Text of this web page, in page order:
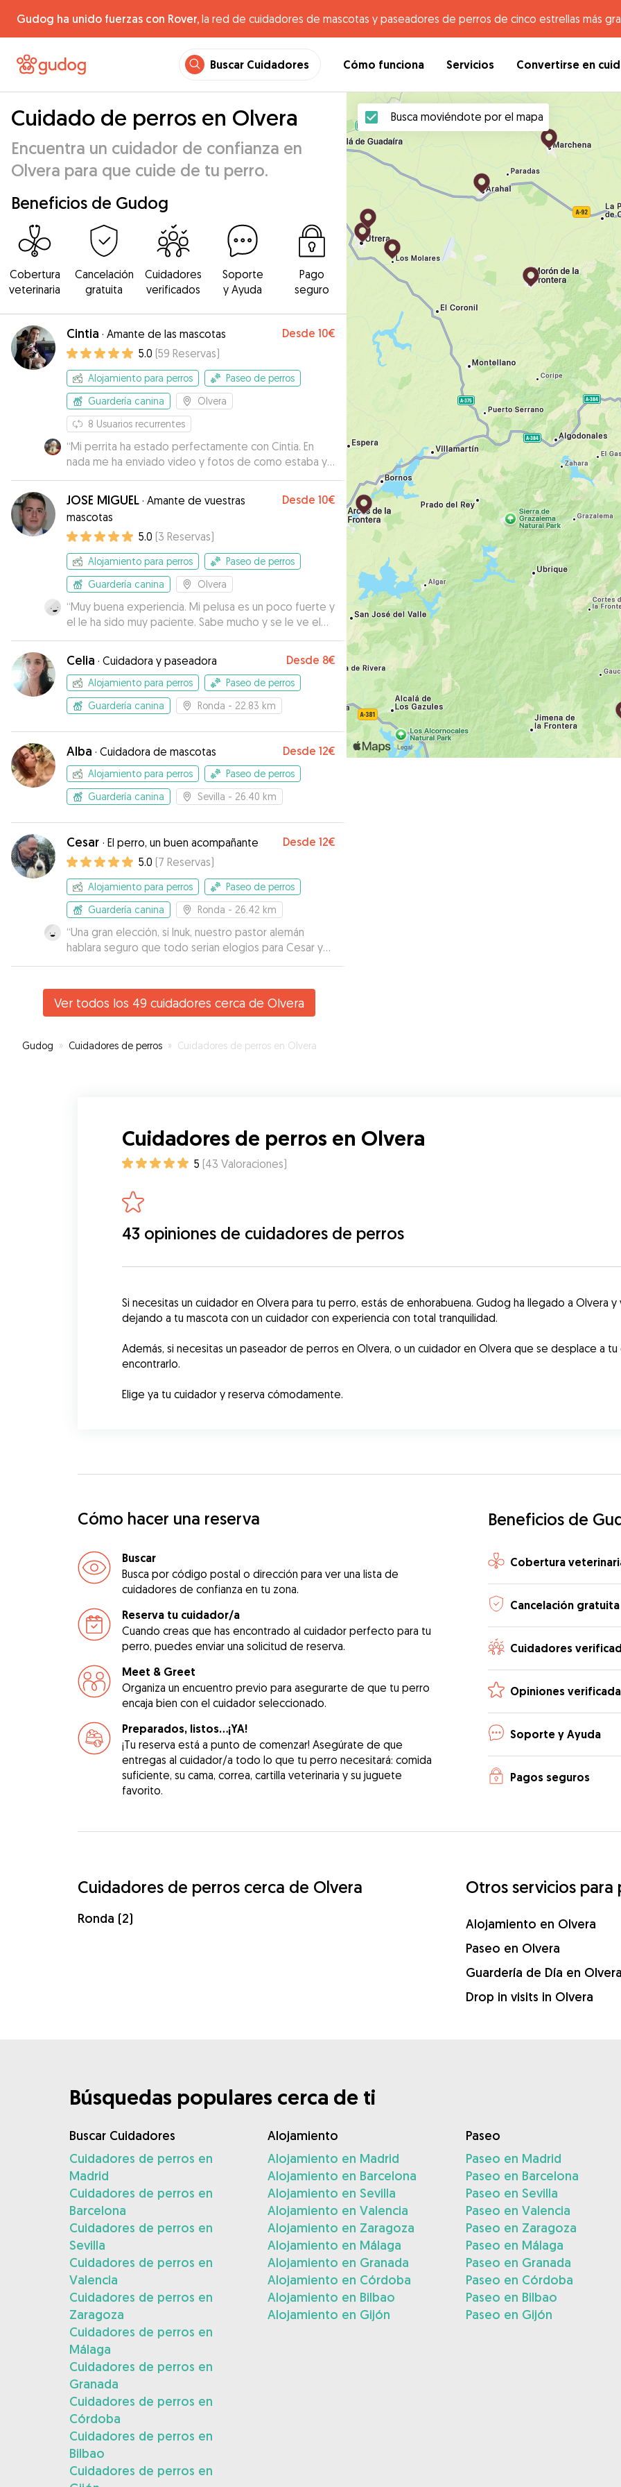
Gudog ha unido fuerzas con Rover, la red de cuidadores de mascotas y paseadores de perros de cinco estrellas más
Buscar Cuidadores Cómo funciona Servicios Convertirse en
Cuidado de perros en Olvera
Encuentra un cuidador de confianza en
Olvera para que cuide de tu perro.
Beneficios de Gudog
Cobertura
veterinaria
Cancelación
gratuita
Cuidadores
verificados
Soporte
y Ayuda
Pago
seguro
Cintia · Amante de las mascotas Desde 10€
5.0 (59 Reservas)
Alojamiento para perros
Paseo de perros
Guardería canina
Olvera
8 Usuarios recurrentes
“Mi perrita ha estado perfectamente con Cintia. En
nada me ha enviado video y fotos de como estaba y
la verdad que parecia que estuviera en su casa”
JOSE MIGUEL · Amante de vuestras
mascotas
Desde 10€
5.0 (3 Reservas)
Alojamiento para perros
Paseo de perros
Guardería canina
Olvera
“Muy buena experiencia. Mi pelusa es un poco fuerte y
el le ha sido muy paciente. Sabe mucho y se le ve el
amor que tiene por las mascotas.”
Celia · Cuidadora y paseadora Desde 8€
Alojamiento para perros
Paseo de perros
Guardería canina
Ronda - 22.83 km
Alba · Cuidadora de mascotas Desde 12€
Alojamiento para perros
Paseo de perros
Guardería canina
Sevilla - 26.40 km
Cesar · El perro, un buen acompañante Desde 12€
5.0 (7 Reservas)
Alojamiento para perros
Paseo de perros
Guardería canina
Ronda - 26.42 km
“Una gran elección, si Inuk, nuestro pastor alemán
hablara seguro que todo serian elogios para Cesar y
su perreye Ayun. Por nestra parte solo decir que
cuidados hacia Inuk. Su local8zación parece lejos de
Ronda, pero no lo es tanto y merece la pena llevarlo
Ver todos los 49 cuidadores cerca de Olvera
Gudog » Cuidadores de perros » Cuidadores de perros en Olvera
Busca moviéndote por el mapa
Cuidadores de perros en Olvera
5 (43 Valoraciones)
43 opiniones de cuidadores de perros
Si necesitas un cuidador en Olvera para tu perro, estás de enhorabuena. Gudog ha llegado a Olvera
dejando a tu mascota con un cuidador con experiencia con total tranquilidad.
Además, si necesitas un paseador de perros en Olvera, o un cuidador en Olvera que se desplace a
encontrarlo.
Elige ya tu cuidador y reserva cómodamente.
Cómo hacer una reserva
Buscar
Busca por código postal o dirección para ver una lista de
cuidadores de confianza en tu zona.
Reserva tu cuidador/a
Cuando creas que has encontrado al cuidador perfecto para tu
perro, puedes enviar una solicitud de reserva.
Meet & Greet
Organiza un encuentro previo para asegurarte de que tu perro
encaja bien con el cuidador seleccionado.
Preparados, listos...¡YA!
¡Tu reserva está a punto de comenzar! Asegúrate de que
entregas al cuidador/a todo lo que tu perro necesitará: comida
suficiente, su cama, correa, cartilla veterinaria y su juguete
favorito.
Beneficios de
Cobertura
Cancelación gratuita
Cuidadores
Opiniones
Soporte y Ayuda
Pagos seguros
Cuidadores de perros cerca de Olvera
Ronda (2)
Otros servicios para
Alojamiento en Olvera
Paseo en Olvera
Guardería de Día en Olvera
Drop in visits in Olvera
Búsquedas populares cerca de ti
Buscar Cuidadores
Cuidadores de perros en
Madrid
Cuidadores de perros en
Barcelona
Cuidadores de perros en
Sevilla
Cuidadores de perros en
Valencia
Cuidadores de perros en
Zaragoza
Cuidadores de perros en
Málaga
Cuidadores de perros en
Granada
Cuidadores de perros en
Córdoba
Cuidadores de perros en
Bilbao
Cuidadores de perros en
Alojamiento
Alojamiento en Madrid
Alojamiento en Barcelona
Alojamiento en Sevilla
Alojamiento en Valencia
Alojamiento en Zaragoza
Alojamiento en Málaga
Alojamiento en Granada
Alojamiento en Córdoba
Alojamiento en Bilbao
Alojamiento en Gijón
Paseo
Paseo en Madrid
Paseo en Barcelona
Paseo en Sevilla
Paseo en Valencia
Paseo en Zaragoza
Paseo en Málaga
Paseo en Granada
Paseo en Córdoba
Paseo en Bilbao
Paseo en Gijón